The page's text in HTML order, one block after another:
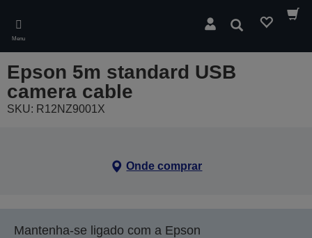
main
content
Menu
Pesquisar
Epson 5m standard USB
camera cable
SKU: R12NZ9001X
Onde comprar
Mantenha-se ligado com a Epson